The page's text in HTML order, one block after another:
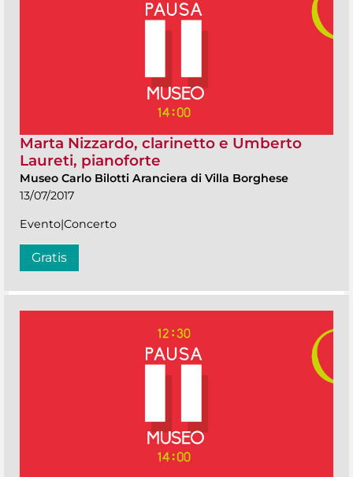
Marta Nizzardo, clarinetto e Umberto
Laureti, pianoforte
Museo Carlo Bilotti Aranciera di Villa Borghese
13/07/2017
Evento|Concerto
Gratis